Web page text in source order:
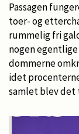
Passagen
toer- og
rummelig fri
nogen
dommerne
idet
samlet blev det